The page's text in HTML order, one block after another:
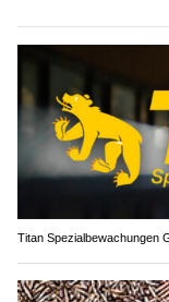
Titan Spezialbewachungen